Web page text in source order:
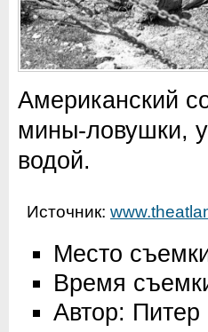
Американский
мины-ловушки,
водой.
Источник:
Место
Время
Автор: